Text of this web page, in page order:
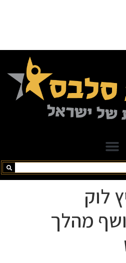
לוק
מהלך